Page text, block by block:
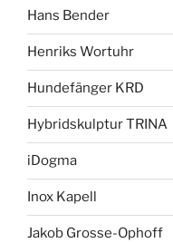
Hans Bender
Henriks Wortuhr
Hundefänger KRD
Hybridskulptur TRINA
iDogma
Inox Kapell
Jakob Grosse-Ophoff